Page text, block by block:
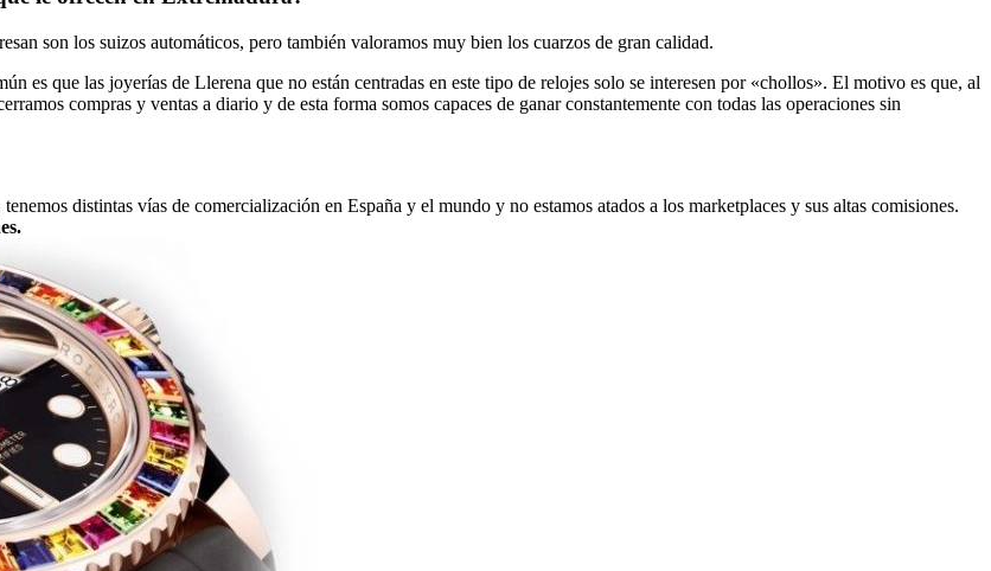
son los suizos automáticos, pero también valoramos muy bien los cuarzos de gran calidad.
es que las joyerías de Llerena que no están centradas en este tipo de relojes solo se interesen por «chollos». El motivo es que, al
compras y ventas a diario y de esta forma somos capaces de ganar constantemente con todas las operaciones sin
distintas vías de comercialización en España y el mundo y no estamos atados a los marketplaces y sus altas comisiones.